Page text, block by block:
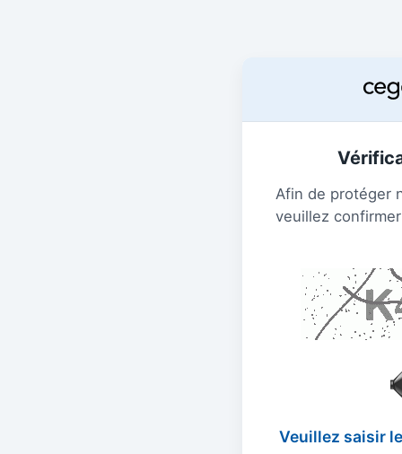
Afin de protéger
veuillez
Veuillez saisir